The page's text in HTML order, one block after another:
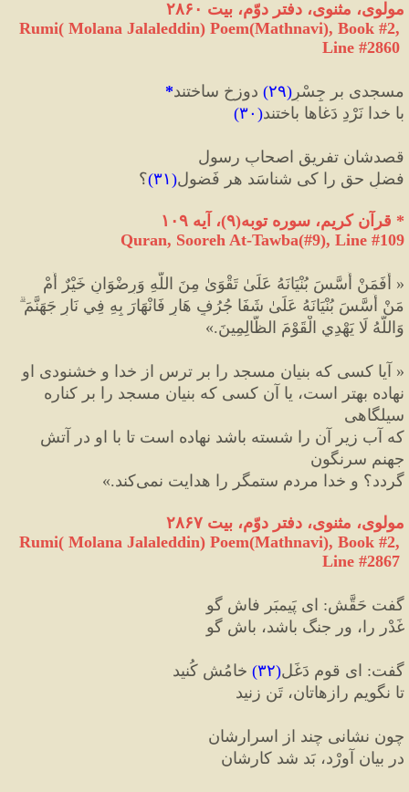
مولوی، مثنوی، دفتر دوّم، بیت ۲۸۶۰
Rumi( Molana Jalaleddin) Poem(Mathnavi), Book #2,
Line #2860
مسجدی بر جِسْرِ (۲۹) دوزخ ساختند*
با خدا نَرْدِ دَغاها باختند( ۳۰)
قصدشان تفریقِ اصحابِ رسول
فضلِ حق را کی شناسَد هر فَضول(۳۱)؟
* قرآن کریم، سوره توبه(۹)، آیه ۱۰۹
Quran, Sooreh At-Tawba(#9), Line #109
« أَفَمَنْ أَسَّسَ بُنْيَانَهُ عَلَىٰ تَقْوَىٰ مِنَ اللَّهِ وَرِضْوَانٍ خَيْرٌ أَمْ
مَنْ أَسَّسَ بُنْيَانَهُ عَلَىٰ شَفَا جُرُفٍ هَارٍ فَانْهَارَ بِهِ فِي نَارِ جَهَنَّمَ ۗ
وَاللَّهُ لَا يَهْدِي الْقَوْمَ الظَّالِمِينَ.»
« آيا كسى كه بنيان مسجد را بر ترس از خدا و خشنودى او
سيلگاهى
جهنم سرنگون
گردد؟ و خدا مردم ستمگر را هدايت نمىكند.»
مولوی، مثنوی، دفتر دوّم، بیت ۲۸۶۷
Rumi( Molana Jalaleddin) Poem(Mathnavi), Book #2,
Line #2867
گفت حَقَّش: ای پَیمبَر فاش گو
غَدْر را، ور جنگ باشد، باش گو
گفت: ای قومِ دَغَل(۳۲) خامُش کُنید
تا نگویم رازهاتان، تَن زنید
چون نشانی چند از اسرارشان
در بیان آورْد، بَد شد کارشان